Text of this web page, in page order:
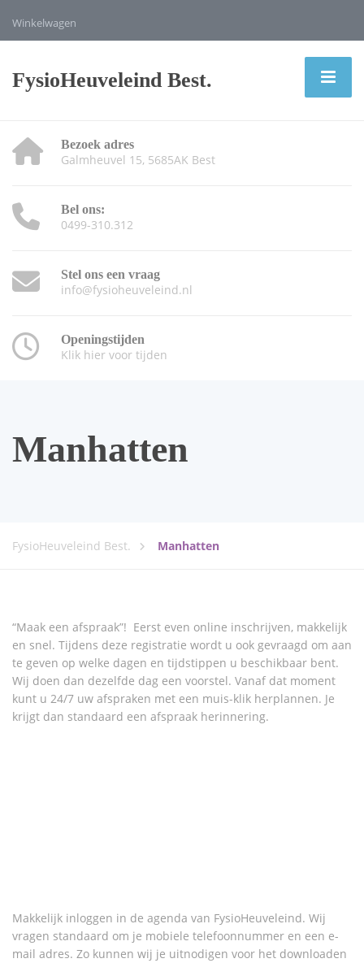
Winkelwagen
FysioHeuveleind Best.
Bezoek adres
Galmheuvel 15, 5685AK Best
Bel ons:
0499-310.312
Stel ons een vraag
info@fysioheuveleind.nl
Openingstijden
Klik hier voor tijden
Manhatten
FysioHeuveleind Best. Manhatten
“Maak een afspraak”! Eerst even online inschrijven, makkelijk
en snel. Tijdens deze registratie wordt u ook gevraagd om aan
te geven op welke dagen en tijdstippen u beschikbaar bent.
Wij doen dan dezelfde dag een voorstel. Vanaf dat moment
kunt u 24/7 uw afspraken met een muis-klik herplannen. Je
krijgt dan standaard een afspraak herinnering.
Makkelijk inloggen in de agenda van FysioHeuveleind. Wij
vragen standaard om je mobiele telefoonnummer en een e-
mail adres. Zo kunnen wij je uitnodigen voor het downloaden